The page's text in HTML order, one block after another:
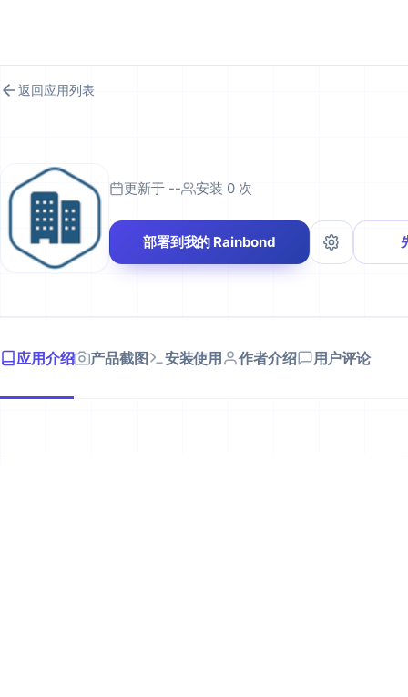
返回应用列表
更新于 -- 安装 0 次
部署到我的 Rainbond
应用介绍 产品截图 安装使用 作者介绍 用户评论